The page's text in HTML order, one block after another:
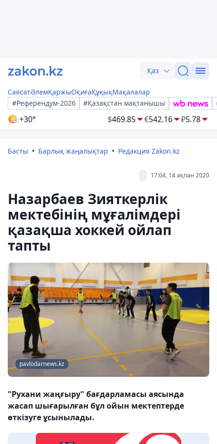
Қаз
СаясатӘлемҚаржыОқиғаҚұқықМақалалар
#Референдум-2026
#Қазақстан мақтанышы
+30° $469.85 €542.16 ₽5.78
Басты Барлық жаңалықтар Редакция Zakon.kz
17:04, 14 ақпан 2020
Назарбаев Зияткерлік
мектебінің мұғалімдері
қазақша хоккей ойлап
тапты
pavlodarnews.kz
"Рухани жаңғыру" бағдарламасы аясында
жасап шығарылған бұл ойын мектептерде
өткізуге ұсынылады.